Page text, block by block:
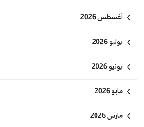
أغسطس 2026
يوليو 2026
يونيو 2026
مايو 2026
مارس 2026